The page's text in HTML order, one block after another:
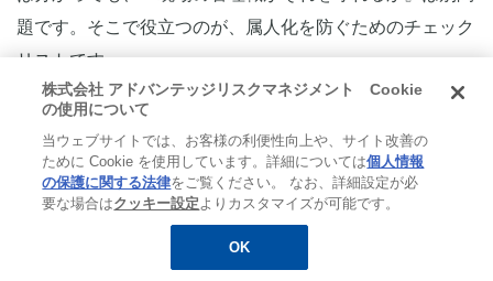
題です。そこで役立つのが、属人化を防ぐためのチェック
リストです。
簡易診断で「隠れたリスク」を発見する
判断基準は文書化されているか」など、実務レベルのチェ
株式会社 アドバンテッジリスクマネジメント Cookie
の使用について
当ウェブサイトでは、お客様の利便性向上や、サイト改善の
ために Cookie を使用しています。詳細については個人情報
の保護に関する法律をご覧ください。 なお、詳細設定が必
要な場合はクッキー設定よりカスタマイズが可能です。
OK